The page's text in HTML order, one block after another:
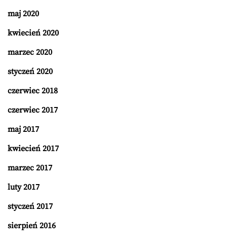
maj 2020
kwiecień 2020
marzec 2020
styczeń 2020
czerwiec 2018
czerwiec 2017
maj 2017
kwiecień 2017
marzec 2017
luty 2017
styczeń 2017
sierpień 2016